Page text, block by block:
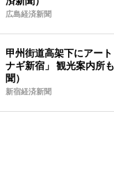
広島経済新聞
甲州街道高架下にアー
ナギ新宿」 観光案内所
聞）
新宿経済新聞